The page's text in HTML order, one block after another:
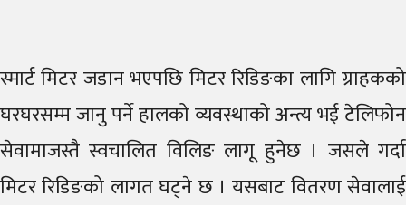
स्मार्ट मिटर जडान भएपछि मिटर रिडिङका लागि ग्राहकको
घरघरसम्म जानु पर्ने हालको व्यवस्थाको अन्त्य भई टेलिफोन
सेवामाजस्तै स्वचालित विलिङ लागू हुनेछ । जसले गर्दा
मिटर रिडिङको लागत घट्ने छ । यसबाट वितरण सेवालाई